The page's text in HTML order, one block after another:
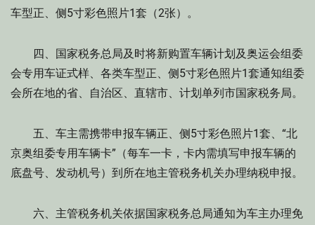
车型正、侧5寸彩色照片1套（2张）。
四、国家税务总局及时将新购置车辆计划及奥运会组委
会专用车证式样、各类车型正、侧5寸彩色照片1套通知组委
会所在地的省、自治区、直辖市、计划单列市国家税务局。
五、车主需携带申报车辆正、侧5寸彩色照片1套、“北
京奥组委专用车辆卡”（每车一卡，卡内需填写申报车辆的
底盘号、发动机号）到所在地主管税务机关办理纳税申报。
六、主管税务机关依据国家税务总局通知为车主办理免